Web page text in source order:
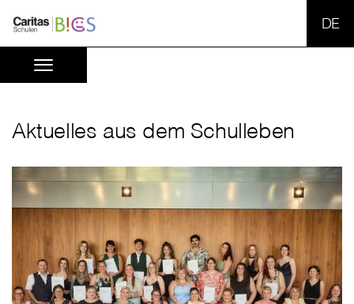
Aktuelles aus dem Schulleben